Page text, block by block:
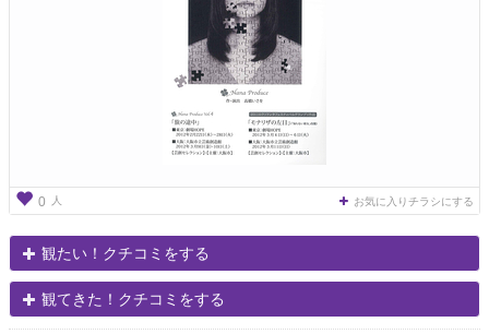
0 人 お気に入りチラシにする
観たい！クチコミをする
観てきた！クチコミをする